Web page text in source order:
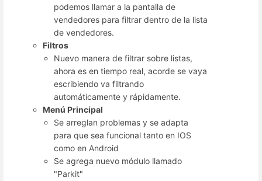
podemos llamar a la pantalla de
vendedores para filtrar dentro de la lista
de vendedores.
Filtros
Nuevo manera de filtrar sobre listas,
ahora es en tiempo real, acorde se vaya
escribiendo va filtrando
automáticamente y rápidamente.
Menú Principal
Se arreglan problemas y se adapta
para que sea funcional tanto en IOS
como en Android
Se agrega nuevo módulo llamado
"Parkit"